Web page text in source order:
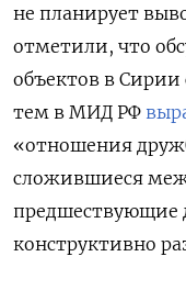
не планирует
отметили, что
объектов в
тем в МИД РФ
«отношения
сложившиеся
предшествующие
конструктивно